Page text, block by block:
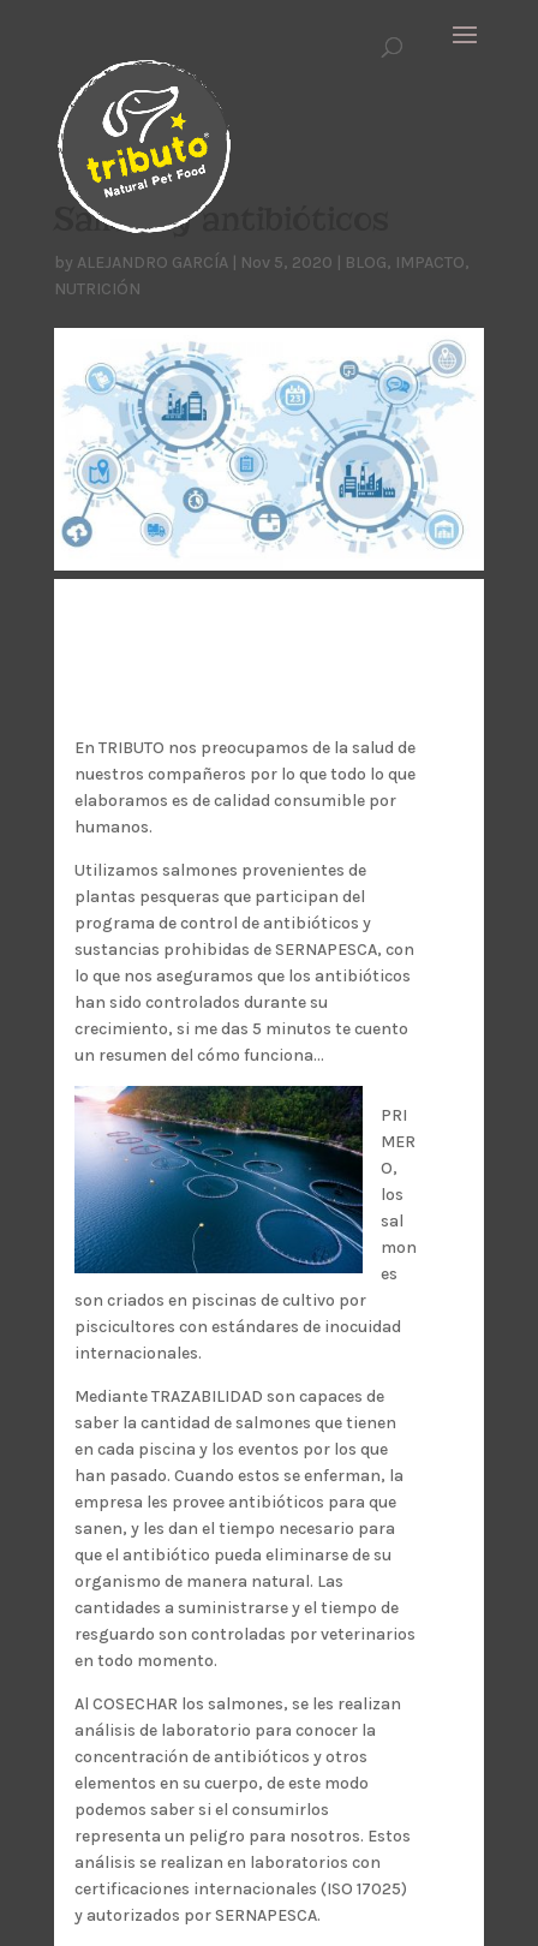
Salmón y antibióticos
by ALEJANDRO GARCÍA| Nov 5, 2020 BLOG, IMPACTO,
NUTRICIÓN
En TRIBUTO nos preocupamos de la salud de
nuestros compañeros por lo que todo lo que
elaboramos es de calidad consumible por
humanos.
Utilizamos salmones provenientes de
plantas pesqueras que participan del
programa de control de antibióticos y
sustancias prohibidas de SERNAPESCA, con
lo que nos aseguramos que los antibióticos
han sido controlados durante su
crecimiento, si me das 5 minutos te cuento
un resumen del cómo funciona…
PRI
MER
O,
los
sal
mon
es
son criados en piscinas de cultivo por
piscicultores con estándares de inocuidad
internacionales.
Mediante TRAZABILIDAD son capaces de
saber la cantidad de salmones que tienen
en cada piscina y los eventos por los que
han pasado. Cuando estos se enferman, la
empresa les provee antibióticos para que
sanen, y les dan el tiempo necesario para
que el antibiótico pueda eliminarse de su
organismo de manera natural. Las
cantidades a suministrarse y el tiempo de
resguardo son controladas por veterinarios
en todo momento.
Al COSECHAR los salmones, se les realizan
análisis de laboratorio para conocer la
concentración de antibióticos y otros
elementos en su cuerpo, de este modo
podemos saber si el consumirlos
representa un peligro para nosotros. Estos
análisis se realizan en laboratorios con
certificaciones internacionales (ISO 17025)
y autorizados por SERNAPESCA.